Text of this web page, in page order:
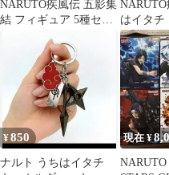
NARUTO疾風伝 五影集
結 フィギュア 5種セッ
はイタチ
¥850
ナルト うちはイタチ
現在 ¥